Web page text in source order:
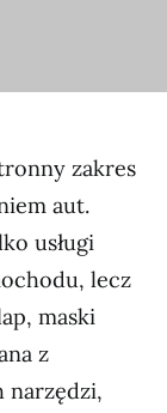
zakres
aut.
usługi
lecz
maski
z
narzędzi,